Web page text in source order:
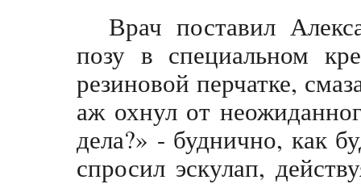
Врач поставил
позу в специальном
резиновой перчатке,
аж охнул от
дела?» - буднично, как
спросил эскулап,